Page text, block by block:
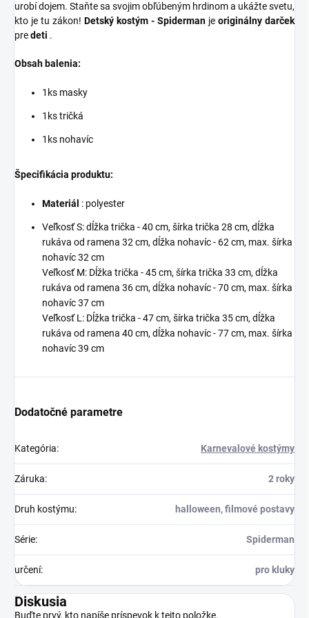
urobí dojem. Staňte sa svojim obľúbeným hrdinom a ukážte svetu,
kto je tu zákon! Detský kostým - Spiderman je originálny darček
predeti .
Obsah balenia:
1ks masky
1ks tričká
1ks nohavíc
Špecifikácia produktu:
Materiál : polyester
Veľkosť S: dĺžka trička - 40 cm, šírka trička 28 cm, dĺžka
rukáva od ramena 32 cm, dĺžka nohavíc - 62 cm, max. šírka
nohavíc 32 cm
Veľkosť M: Dĺžka trička - 45 cm, šírka trička 33 cm, dĺžka
rukáva od ramena 36 cm, dĺžka nohavíc - 70 cm, max. šírka
nohavíc 37 cm
Veľkosť L: Dĺžka trička - 47 cm, šírka trička 35 cm, dĺžka
rukáva od ramena 40 cm, dĺžka nohavíc - 77 cm, max. šírka
nohavíc 39 cm
Dodatočné parametre
Kategória: Karnevalové kostýmy
Záruka: 2 roky
Druh kostýmu: halloween, filmové postavy
Série: Spiderman
určení: pro kluky
Diskusia
Buďte prvý, kto napíše príspevok k tejto položke.